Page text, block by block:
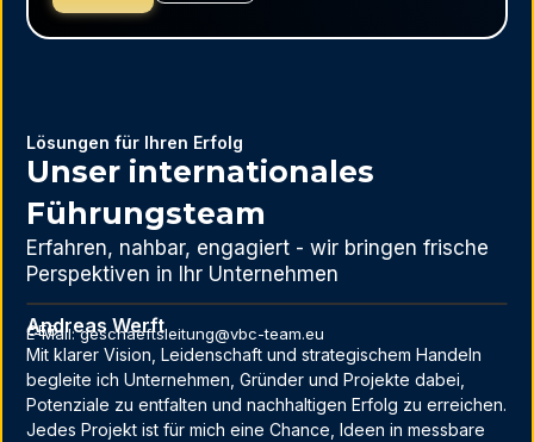
Lösungen für Ihren Erfolg
Unser internationales
Führungsteam
Erfahren, nahbar, engagiert - wir bringen frische
Perspektiven in Ihr Unternehmen
Andreas Werft
CEO
E-Mail: geschaeftsleitung@vbc-team.eu
Mit klarer Vision, Leidenschaft und strategischem Handeln
begleite ich Unternehmen, Gründer und Projekte dabei,
Potenziale zu entfalten und nachhaltigen Erfolg zu erreichen.
Jedes Projekt ist für mich eine Chance, Ideen in messbare